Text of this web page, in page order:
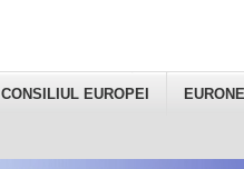
CONSILIUL EUROPEI